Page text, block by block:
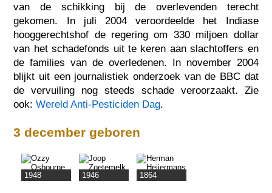
van de schikking bij de overlevenden terecht
gekomen. In juli 2004 veroordeelde het Indiase
hooggerechtshof de regering om 330 miljoen dollar
van het schadefonds uit te keren aan slachtoffers en
de families van de overledenen. In november 2004
blijkt uit een journalistiek onderzoek van de BBC dat
de vervuiling nog steeds schade veroorzaakt. Zie
ook:Wereld Anti-Pesticiden Dag.
3 december geboren
1948 1946 1864